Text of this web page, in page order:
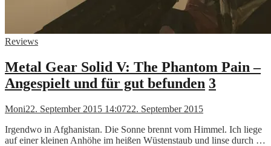
Reviews
Metal Gear Solid V: The Phantom Pain –
Angespielt und für gut befunden 3
Moni22. September 2015 14:0722. September 2015
Irgendwo in Afghanistan. Die Sonne brennt vom Himmel. Ich liege
auf einer kleinen Anhöhe im heißen Wüstenstaub und linse durch …